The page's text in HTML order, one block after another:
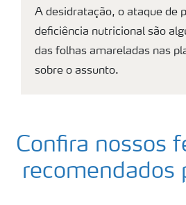
A desidratação, o ataque de
deficiência nutricional são
das folhas amareladas nas
sobre o assunto.
Confira nossos
recomendados